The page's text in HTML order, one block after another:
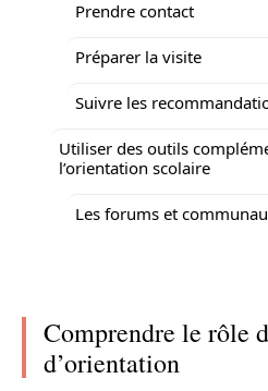
Prendre contact
Préparer la visite
Suivre les
Utiliser des outils
l’orientation scolaire
Les forums et
Comprendre le rôle
d’orientation